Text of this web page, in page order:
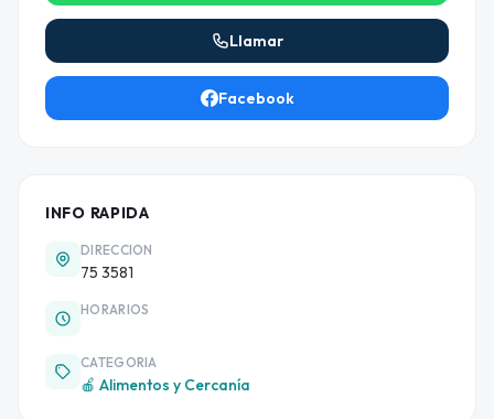
Llamar
Facebook
INFO RAPIDA
DIRECCION
75 3581
HORARIOS
CATEGORIA
🍎 Alimentos y Cercanía